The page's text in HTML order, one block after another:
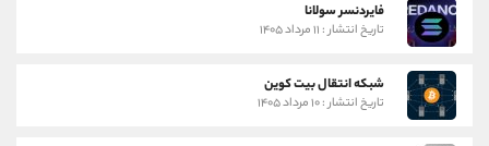
فایردنسر سولانا
تاریخ انتشار : ۱۱ مرداد ۱۴۰۵
شبکه انتقال بیت کوین
تاریخ انتشار : ۱۰ مرداد ۱۴۰۵